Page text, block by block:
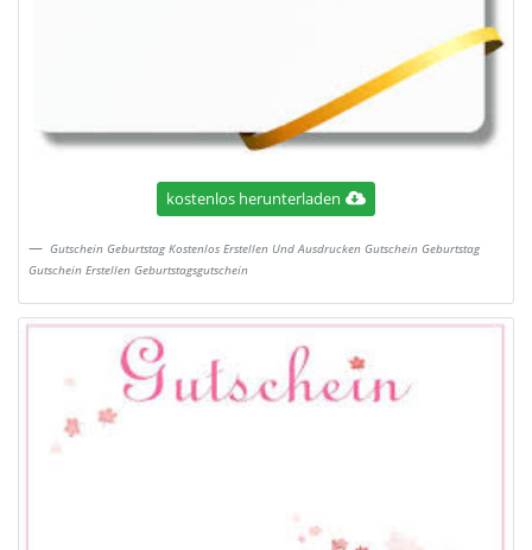
kostenlos herunterladen
Gutschein Geburtstag Kostenlos Erstellen Und Ausdrucken Gutschein Geburtstag
Gutschein Erstellen Geburtstagsgutschein